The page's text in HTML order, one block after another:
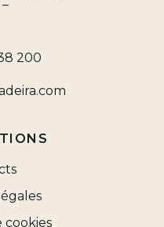
–
200
cookies